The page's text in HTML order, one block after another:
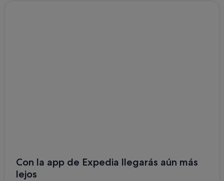
Apartamentos en Las Fuentes
Los Menores hoteles
Con la app de Expedia llegarás aún más
lejos